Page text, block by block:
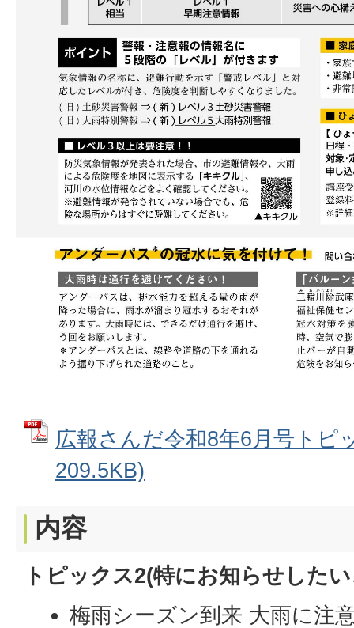
広報さんだ令和8年6月号トピ
209.5KB)
内容
トピックス2(特にお知らせした
梅雨シーズン到来 大雨に注